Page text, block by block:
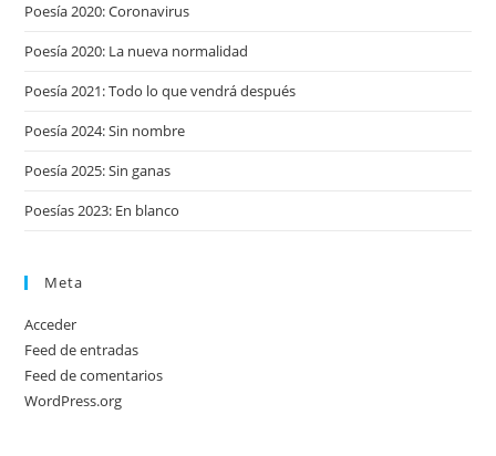
Poesía 2020: Coronavirus
Poesía 2020: La nueva normalidad
Poesía 2021: Todo lo que vendrá después
Poesía 2024: Sin nombre
Poesía 2025: Sin ganas
Poesías 2023: En blanco
Meta
Acceder
Feed de entradas
Feed de comentarios
WordPress.org